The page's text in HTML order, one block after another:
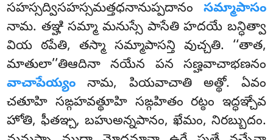
సహస్సద్విసహస్సమత్తధనానుప్పదానం సమ్మాపాసం
నామ. తఞ్హి సమ్మా మనుస్సే పాసేతి హదయే బన్ధిత్వా
వియ ఠపేతి, తస్మా సమ్మాపాసన్తి వుచ్చతి. ‘‘తాత,
మాతులా’’తిఆదినా నయేన పన సణ్హవాచాభణనం
వాచాపేయ్యం నామ, పియవాచాతి అత్థో. ఏవం
చతూహి సఙ్గహవత్థూహి సఙ్గహితం రట్ఠం ఇద్ధఞ్చేవ
హోతి, ఫీతఞ్చ, బహుఅన్నపానం, ఖేమం, నిరబ్బుదం.